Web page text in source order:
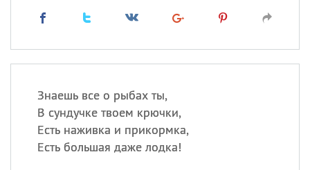
Знаешь все о рыбах ты,
В сундучке твоем крючки,
Есть наживка и прикормка,
Есть большая даже лодка!
Еще
Посмотреть значение
происхождение